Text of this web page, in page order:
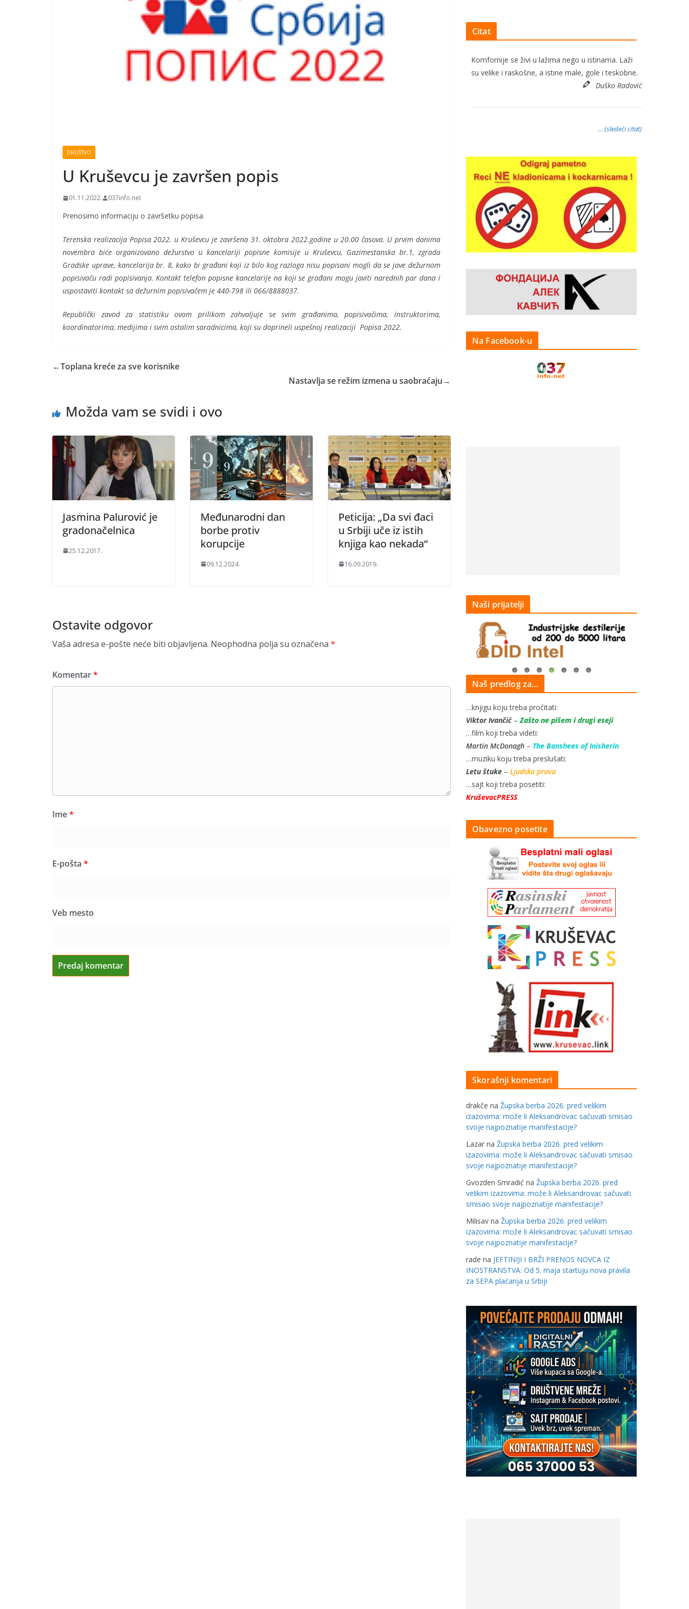
DRUŠTVO
U Kruševcu je završen popis
01.11.2022. 037info.net
Prenosimo informaciju o završetku popisa.
Terenska realizacija Popisa 2022. u Kruševcu je završena 31. oktobra 2022.godine u 20.00 časova. U prvim danima
novembra biće organizovano dežurstvo u kancelariji popisne komisije u Kruševcu, Gazimestanska br.1, zgrada
Gradske uprave, kancelarija br. 8, kako bi građani koji iz bilo kog razloga nisu popisani mogli da se jave dežurnom
popisivaču radi popisivanja. Kontakt telefon popisne kancelarije na koji se građani mogu javiti narednih par dana i
uspostaviti kontakt sa dežurnim popisivačem je 440-798 ili 066/8888037.
Republički zavod za statistiku ovom prilikom zahvaljuje se svim građanima, popisivačima, instruktorima,
koordinatorima, medijima i svim ostalim saradnicima, koji su doprineli uspešnoj realizaciji Popisa 2022.
←Toplana kreće za sve korisnike
Nastavlja se režim izmena u saobraćaju→
Možda vam se svidi i ovo
Jasmina Palurović je
gradonačelnica
25.12.2017.
Međunarodni dan
borbe protiv
korupcije
09.12.2024.
Peticija: „Da svi đaci
u Srbiji uče iz istih
knjiga kao nekada“
16.09.2019.
Ostavite odgovor
Vaša adresa e-pošte neće biti objavljena. Neophodna polja su označena *
Komentar*
Ime*
E-pošta *
Veb mesto
Citat
Komfornije se živi u lažima nego u istinama. Laži
su velike i raskošne, a istine male, gole i teskobne.
Duško Radović
… (sledeći citat)
Na Facebook-u
Naši prijatelji
Naš predlog za…
…knjigu koju treba pročitati:
Viktor Ivančić– Zašto ne pišem i drugi eseji
…film koji treba videti:
Martin McDonagh – The Banshees of Inisherin
…muziku koju treba preslušati:
Letu štuke – Ljudska prava
…sajt koji treba posetiti:
KruševacPRESS
Obavezno posetite
Skorašnji komentari
drakče na Župska berba 2026. pred velikim
izazovima: može li Aleksandrovac sačuvati smisao
svoje najpoznatije manifestacije?
Lazar na Župska berba 2026. pred velikim
izazovima: može li Aleksandrovac sačuvati smisao
svoje najpoznatije manifestacije?
Gvozden Smradić na Župska berba 2026. pred
velikim izazovima: može li Aleksandrovac sačuvati
smisao svoje najpoznatije manifestacije?
Milisav na Župska berba 2026. pred velikim
izazovima: može li Aleksandrovac sačuvati smisao
svoje najpoznatije manifestacije?
rade na JEFTINIJI I BRŽI PRENOS NOVCA IZ
INOSTRANSTVA: Od 5. maja startuju nova pravila
za SEPA plaćanja u Srbiji